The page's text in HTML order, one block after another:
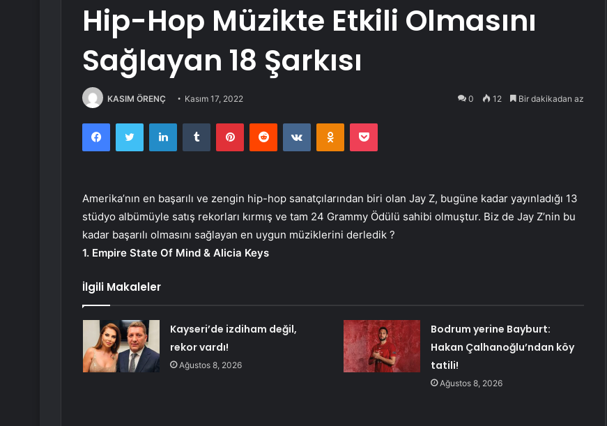
Hip-Hop Müzikte Etkili Olmasını
Sağlayan 18 Şarkısı
KASIM ÖRENÇ Kasım 17, 2022 0 12 Bir dakikadan az
FacebookTwitter LinkedInTumblr PinterestReddit VKontakteOdnoklassniki
Pocket
Amerika’nın en başarılı ve zengin hip-hop sanatçılarından biri olan Jay Z, bugüne kadar yayınladığı 13
stüdyo albümüyle satış rekorları kırmış ve tam 24 Grammy Ödülü sahibi olmuştur. Biz de Jay Z’nin bu
kadar başarılı olmasını sağlayan en uygun müziklerini derledik ?
1. Empire State Of Mind & Alicia Keys
İlgili Makaleler
Kayseri’de izdiham değil,
rekor vardı!
Ağustos 8, 2026
Bodrum yerine Bayburt:
Hakan Çalhanoğlu’ndan köy
tatili!
Ağustos 8, 2026